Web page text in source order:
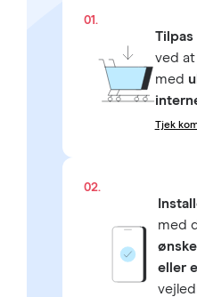
01.
ved
med
Tjek
02.
med
eller